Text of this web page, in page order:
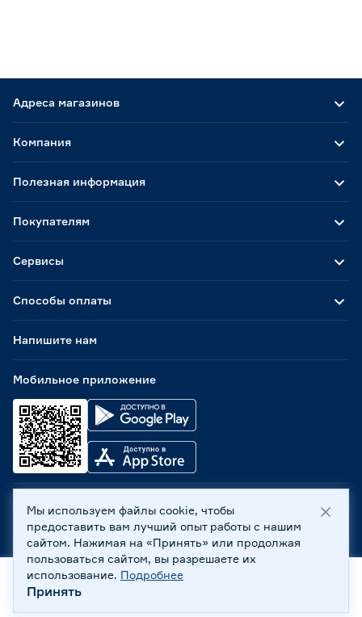
Адреса магазинов
Способы оплаты
Мобильное приложение
Компания
Полезная информация
Покупателям
Сервисы
Напишите нам
ООО «Бауцентр Рус» 2004 -2026, 236029, г. Калининград,
ул. А.Невского, 205. ИНН 7702596813, КПП 390601001 ©
Все права защищены
Политика обработки персональных данных
Правовая информация
Охрана труда
Главная
Мы используем файлы cookie, чтобы
предоставить вам лучший опыт работы с нашим
сайтом. Нажимая на «Принять» или продолжая
пользоваться сайтом, вы разрешаете их
использование. Подробнее
Принять